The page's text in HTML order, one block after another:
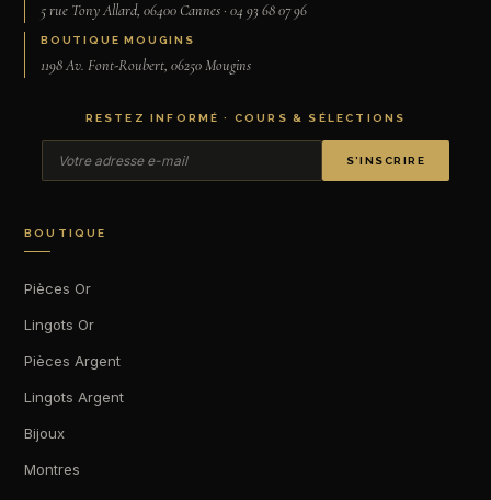
5 rue Tony Allard, 06400 Cannes · 04 93 68 07 96
BOUTIQUE MOUGINS
1198 Av. Font-Roubert, 06250 Mougins
RESTEZ INFORMÉ · COURS & SÉLECTIONS
S’INSCRIRE
BOUTIQUE
Pièces Or
Lingots Or
Pièces Argent
Lingots Argent
Bijoux
Montres